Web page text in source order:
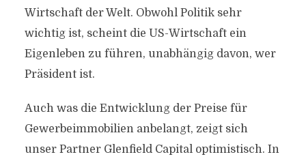
Wirtschaft der Welt. Obwohl Politik sehr
wichtig ist, scheint die US-Wirtschaft ein
Eigenleben zu führen, unabhängig davon, wer
Präsident ist.
Auch was die Entwicklung der Preise für
Gewerbeimmobilien anbelangt, zeigt sich
unser Partner Glenfield Capital optimistisch. In